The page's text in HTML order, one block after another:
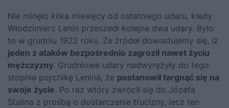
Nie minęło kilka miesięcy od ostatniego udaru, kiedy
Włodzimierz Lenin przeszedł kolejne dwa udary. Było
to w grudniu 1922 roku. Ze źródeł dowiadujemy się, iż
jeden z ataków bezpośrednio zagroził nawet życiu
mężczyzny. Grudniowe udary nadwyrężyły do tego
stopnia psychikę Lenina, że postanowił targnąć się na
swoje życie. Po raz wtóry zwrócił się do Józefa
Stalina z prośbą o dostarczenie trucizny, lecz ten